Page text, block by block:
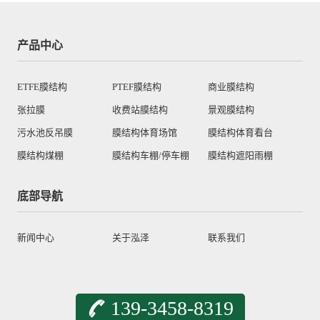
产品中心
ETFE膜结构 PTEF膜结构 商业膜结构
张拉膜 收费站膜结构 景观膜结构
污水池反吊膜 膜结构体育场馆 膜结构体育看台
膜结构煤棚 膜结构车棚/停车棚 膜结构遮阳雨棚
底部导航
新闻中心 关于泓泽 联系我们
139-3458-8319